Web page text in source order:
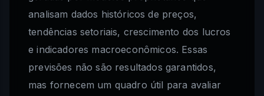
analisam dados históricos de preços,
tendências setoriais, crescimento dos lucros
e indicadores macroeconômicos. Essas
previsões não são resultados garantidos,
mas fornecem um quadro útil para avaliar